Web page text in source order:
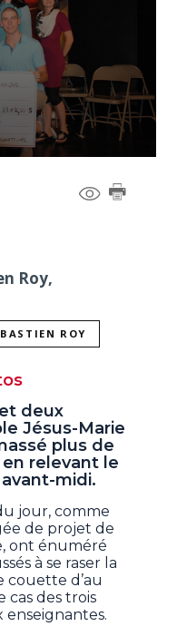
Roy,
ROY
deux
Jésus-Marie
plus de
relevant le
midi.
jour, comme
de projet de
ont énuméré
à se raser la
couette d’au
cas des trois
enseignantes.